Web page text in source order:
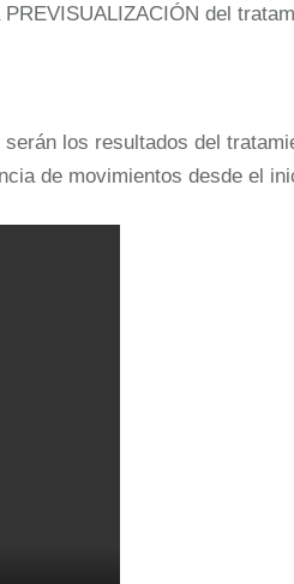
del
los resultados del
de movimientos desde el